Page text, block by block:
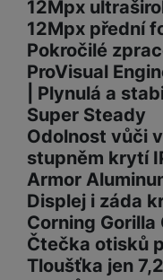
12Mpx
12Mpx přední
Pokročilé
ProVisual
| Plynulá a
Super Steady
Odolnost vůči
stupněm krytí
Armor
Displej i záda
Corning Gorilla
Čtečka otisků
Tloušťka jen